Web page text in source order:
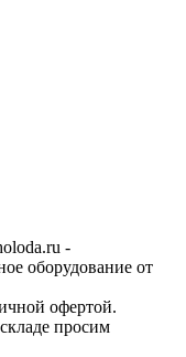
-
оборудование от
офертой.
просим